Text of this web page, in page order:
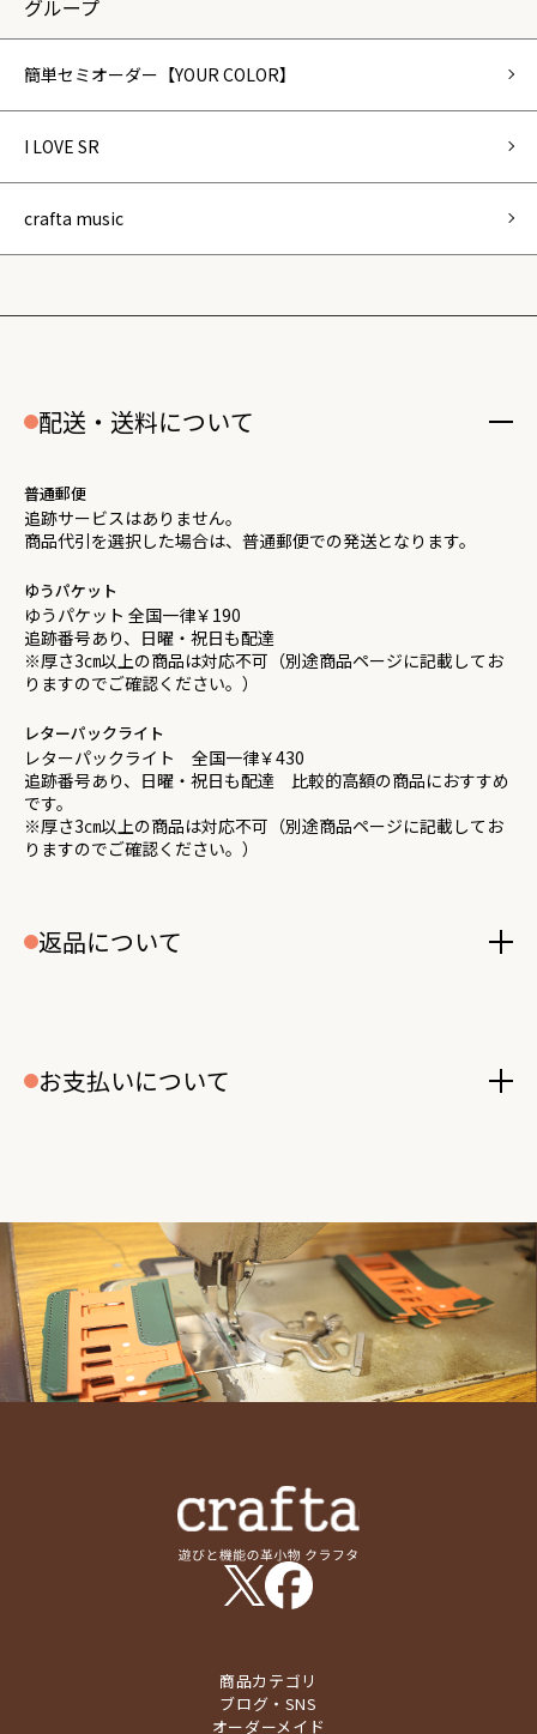
グループ
簡単セミオーダー【YOUR COLOR】
I LOVE SR
crafta music
配送・送料について
普通郵便
追跡サービスはありません。
商品代引を選択した場合は、普通郵便での発送となります。
ゆうパケット
ゆうパケット 全国一律￥190
追跡番号あり、日曜・祝日も配達
※厚さ3㎝以上の商品は対応不可（別途商品ページに記載してお
りますのでご確認ください。）
レターパックライト
レターパックライト 全国一律￥430
追跡番号あり、日曜・祝日も配達 比較的高額の商品におすすめ
です。
※厚さ3㎝以上の商品は対応不可（別途商品ページに記載してお
りますのでご確認ください。）
返品について
お支払いについて
商品カテゴリ
ブログ・SNS
オーダーメイド